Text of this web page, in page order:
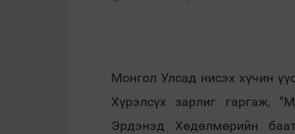
Монгол Улсад нисэх хүчин
Хүрэлсүх зарлиг гаргаж,
Эрдэнэд Хөдөлмөрийн